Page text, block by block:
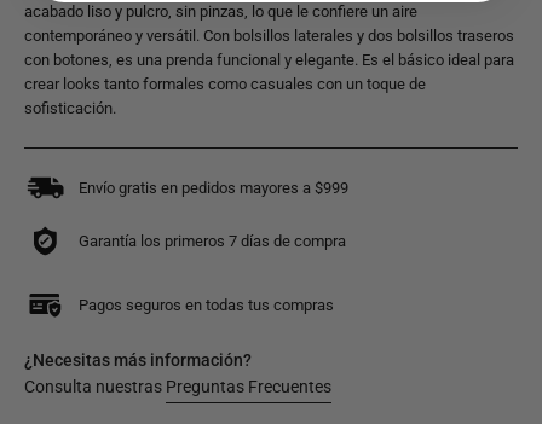
acabado liso y pulcro, sin pinzas, lo que le confiere un aire
contemporáneo y versátil. Con bolsillos laterales y dos bolsillos traseros
con botones, es una prenda funcional y elegante. Es el básico ideal para
crear looks tanto formales como casuales con un toque de
sofisticación.
Envío gratis en pedidos mayores a $999
Garantía los primeros 7 días de compra
Pagos seguros en todas tus compras
¿Necesitas más información?
Consulta nuestras Preguntas Frecuentes